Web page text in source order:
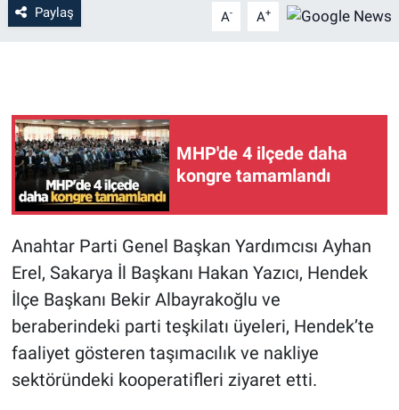
Paylaş A- A+
MHP'de 4 ilçede daha
kongre tamamlandı
Anahtar Parti Genel Başkan Yardımcısı Ayhan
Erel, Sakarya İl Başkanı Hakan Yazıcı, Hendek
İlçe Başkanı Bekir Albayrakoğlu ve
beraberindeki parti teşkilatı üyeleri, Hendek’te
faaliyet gösteren taşımacılık ve nakliye
sektöründeki kooperatifleri ziyaret etti.